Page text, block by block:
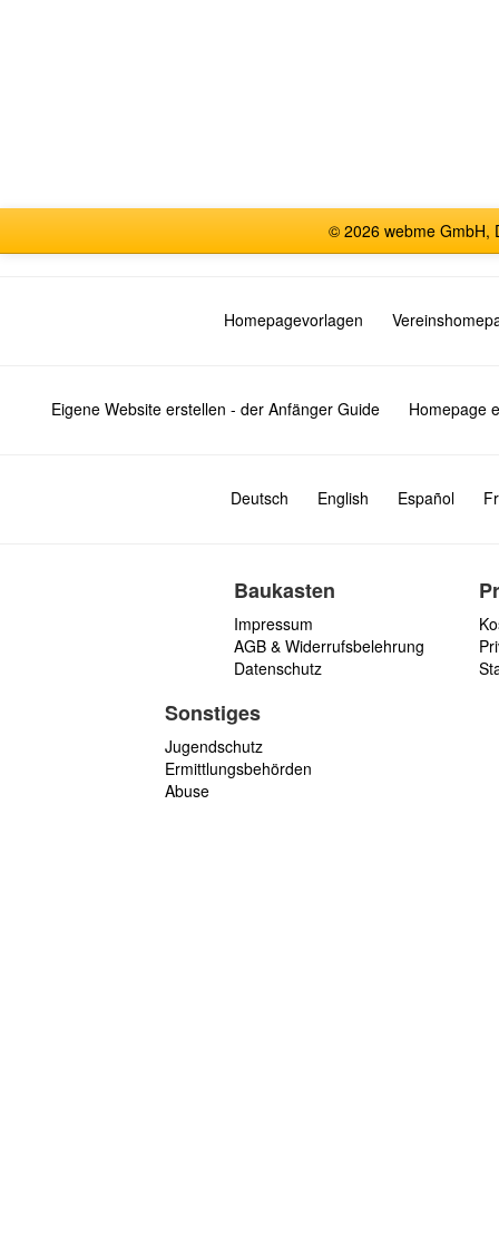
© 2026 webme GmbH,
Homepagevorlagen
Eigene Website erstellen - der Anfänger Guide Homepage
Deutsch English Español
Baukasten
Impressum
AGB & Widerrufsbelehrung
Datenschutz
Sonstiges
Jugendschutz
Ermittlungsbehörden
Abuse